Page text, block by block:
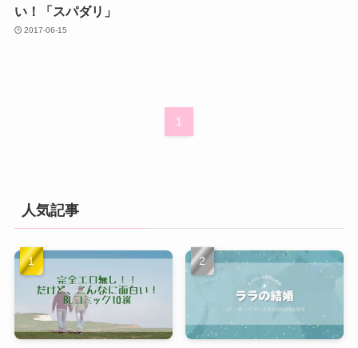
い！「スパダリ」
2017-06-15
1
人気記事